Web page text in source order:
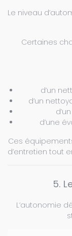
Le niveau
Certaines
d’un
d’un
d’une
Ces
d’entretien tout
5.
L’autonomie